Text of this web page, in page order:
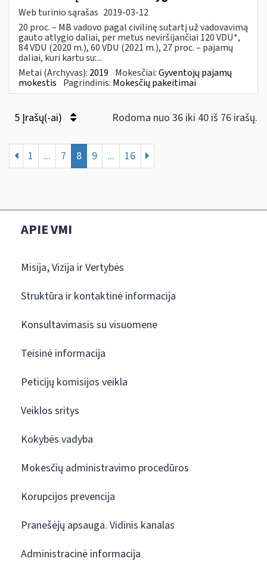
Web turinio sąrašas 2019-03-12
20 proc. – MB vadovo pagal civilinę sutartį už vadovavimą
gauto atlygio daliai, per metus neviršijančiai 120 VDU*,
84 VDU (2020 m.), 60 VDU (2021 m.), 27 proc. – pajamų
daliai, kuri kartu su:...
Metai (Archyvas): 2019 Mokesčiai:Gyventojų pajamų
mokestis Pagrindinis: Mokesčių pakeitimai
5 Įrašų(-ai) Rodoma nuo 36 iki 40 iš 76 irašų.
1 ... 7 8 9 ... 16
APIE VMI
Misija, Vizija ir Vertybės
Struktūra ir kontaktinė informacija
Konsultavimasis su visuomene
Teisinė informacija
Peticijų komisijos veikla
Veiklos sritys
Kokybės vadyba
Mokesčių administravimo procedūros
Korupcijos prevencija
Pranešėjų apsauga. Vidinis kanalas
Administracinė informacija